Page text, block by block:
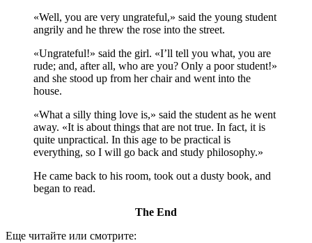
«Well, you are very ungrateful,» said the young student
angrily and he threw the rose into the street.
«Ungrateful!» said the girl. «I’ll tell you what, you are
rude; and, after all, who are you? Only a poor student!»
and she stood up from her chair and went into the
house.
«What a silly thing love is,» said the student as he went
away. «It is about things that are not true. In fact, it is
quite unpractical. In this age to be practical is
everything, so I will go back and study philosophy.»
Нe came back to his room, took out a dusty book, and
began to read.
The End
Еще читайте или смотрите: